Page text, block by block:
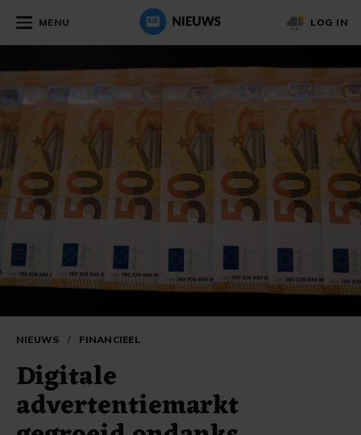
MENU LOG IN
NIEUWS / FINANCIEEL
Digitale
advertentiemarkt